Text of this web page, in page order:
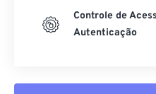
Controle de
Autenticação